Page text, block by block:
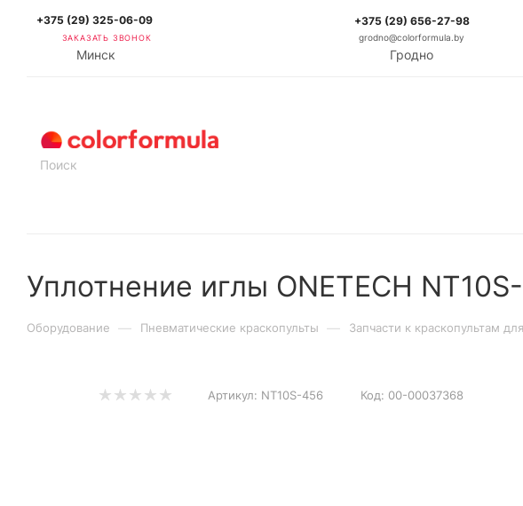
+375 (29) 325-06-09
ЗАКАЗАТЬ ЗВОНОК
Минск
+375 (29) 656-27-98
grodno@colorformula.by
Гродно
Уплотнение иглы ONETECH
Оборудование — Пневматические краскопульты — Запчасти к краскопультам
Артикул: NT10S-456 Код: 00-00037368